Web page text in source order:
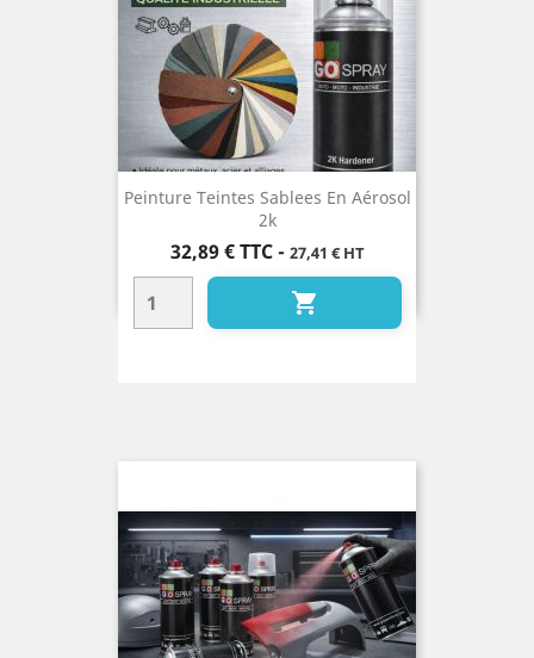
Peinture Teintes Sablees En Aérosol
2k
Prix
32,89 € TTC- 27,41 € HT
